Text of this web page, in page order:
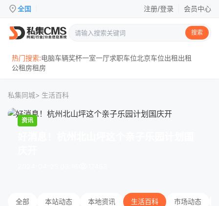
location_on全国 注册/登录 会员中心
搜索
热门搜索:电脑车辆奖杯一室一厅求职车位北京车位出租出租
公租房租房
私集同城> 生活百科
资讯
全部 本站动态 本地资讯 生活百科 市场动态